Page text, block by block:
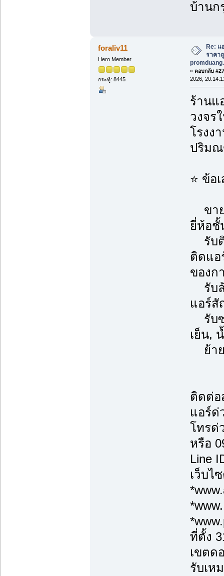
บ้านก
foraliv11
Hero Member
กระทู้: 8445
Re:
ราคา
« ตอบกลับ
2026,
ร้านแ
วงจร
โรงง
ปริม
⭐ ข้อ
ขาย
ยี่ห้อชั้
รับติ
ติดแอ
ของก
รับล้
แอร์สั
รับซ่
เย็น,
ย้าย
ติดต่อ
แอร์ด่
โทรด่
หรือ
Line
เว็บไ
ที่ตั้ง
เขตด
รับเห